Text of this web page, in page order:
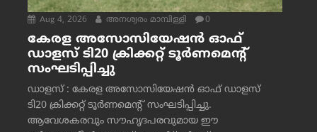
Aug 4, 2026 അനശ്വരം മാമ്പിള്ളി 0
കേരള അസോസിയേഷൻ ഓഫ്
ഡാളസ് ടി20 ക്രിക്കറ്റ് ടൂർണമെന്റ്
സംഘടിപ്പിച്ചു
ഡാളസ് : കേരള അസോസിയേഷൻ ഓഫ് ഡാളസ്
ടി20 ക്രിക്കറ്റ് ടൂർണമെന്റ് സംഘടിപ്പിച്ചു.
ആവേശകരവും സൗഹൃദപരവുമായ ഈ